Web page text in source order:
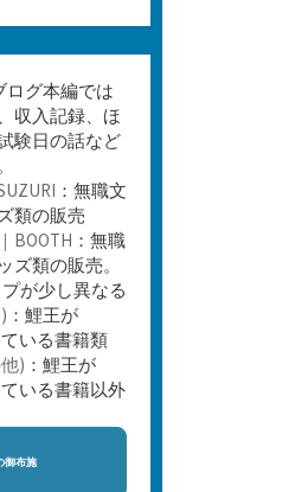
ログ本編では
収入記録、ほ
験日の話など
：無職文
類の販売
BOOTH ：無職
ズ類の販売。
が少し異なる
：鯉王が
いる書籍類
) ：鯉王が
いる書籍以外